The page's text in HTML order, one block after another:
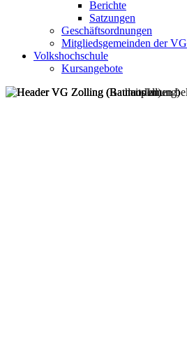
Berichte
Satzungen
Geschäftsordnungen
Mitgliedsgemeinden der VG
Volkshochschule
Kursangebote